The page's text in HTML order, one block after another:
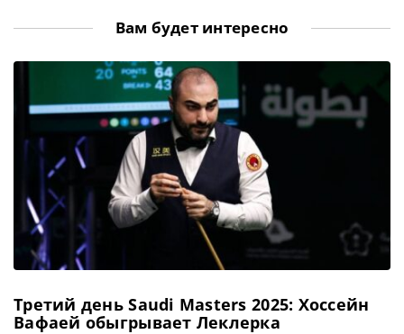
Вам будет интересно
Третий день Saudi Masters 2025: Хоссейн
Вафаей обыгрывает Леклерка